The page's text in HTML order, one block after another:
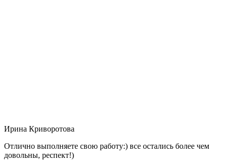
Ирина Криворотова
Отлично выполняете свою работу:) все остались более чем
довольны, респект!)